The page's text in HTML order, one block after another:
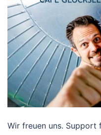
Wir freuen uns. Support